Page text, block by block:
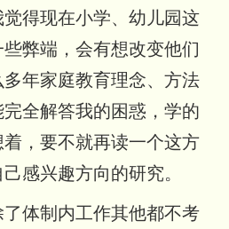
得现在小学、幼儿园这
弊端，会有想改变他们
年家庭教育理念、方法
全解答我的困惑，学的
，要不就再读一个这方
感兴趣方向的研究。
体制内工作其他都不考